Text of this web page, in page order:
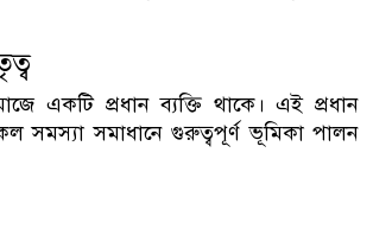
একটি প্রধান ব্যক্তি থাকে। এই প্রধান
সমস্যা সমাধানে গুরুত্বপূর্ণ ভূমিকা পালন